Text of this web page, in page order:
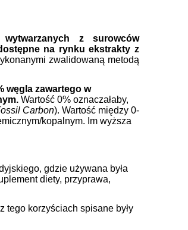
zł
koszyka
z surowców
na rynku ekstrakty z
zwalidowaną metodą
węgla zawartego w
Wartość 0% oznaczałaby,
Carbon). Wartość między 0-
kopalnym. Im wyższa
gdzie używana była
diety, przyprawa,
tego korzyściach spisane były